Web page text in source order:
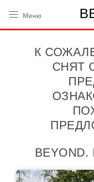
B
Меню
К
СНЯТ